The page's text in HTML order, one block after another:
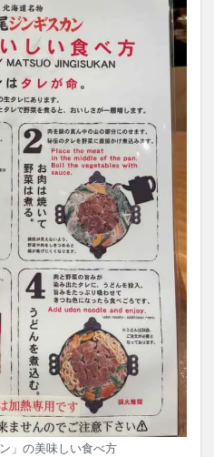
」の美味しい食べ方